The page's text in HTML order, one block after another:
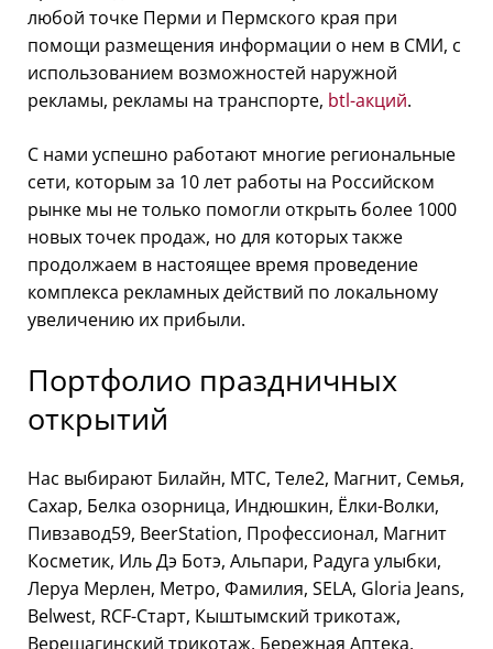
любой точке Перми и Пермского края при
помощи размещения информации о нем в СМИ, с
использованием возможностей наружной
рекламы, рекламы на транспорте, btl-акций.
С нами успешно работают многие региональные
сети, которым за 10 лет работы на Российском
рынке мы не только помогли открыть более 1000
новых точек продаж, но для которых также
продолжаем в настоящее время проведение
комплекса рекламных действий по локальному
увеличению их прибыли.
Портфолио праздничных
открытий
Нас выбирают Билайн, МТС, Теле2, Магнит, Семья,
Сахар, Белка озорница, Индюшкин, Ёлки-Волки,
Пивзавод59, BeerStation, Профессионал, Магнит
Косметик, Иль Дэ Ботэ, Альпари, Радуга улыбки,
Леруа Мерлен, Метро, Фамилия, SELA, Gloria Jeans,
Belwest, RCF-Старт, Кыштымский трикотаж,
Верещагинский трикотаж, Бережная Аптека,